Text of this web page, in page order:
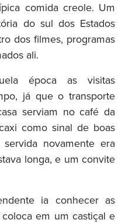
comida creole. Um
do sul dos Estados
dos filmes, programas
ali.
época as visitas
já que o transporte
serviam no café da
como sinal de boas
novamente era
longa, e um convite
ia conhecer as
em um castiçal e